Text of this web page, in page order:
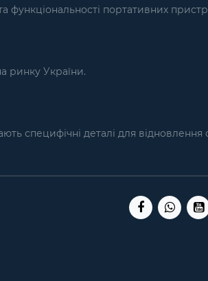
функціональності портативних
ринку України.
специфічні деталі для відновлення